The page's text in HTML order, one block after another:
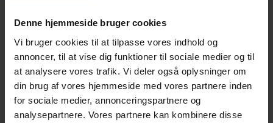
Denne hjemmeside bruger cookies
Vi bruger cookies til at tilpasse vores indhold og
annoncer, til at vise dig funktioner til sociale medier og til
at analysere vores trafik. Vi deler også oplysninger om
din brug af vores hjemmeside med vores partnere inden
for sociale medier, annonceringspartnere og
analysepartnere. Vores partnere kan kombinere disse
Bluetooth parringsguide
Ofte stillede spørgsmål